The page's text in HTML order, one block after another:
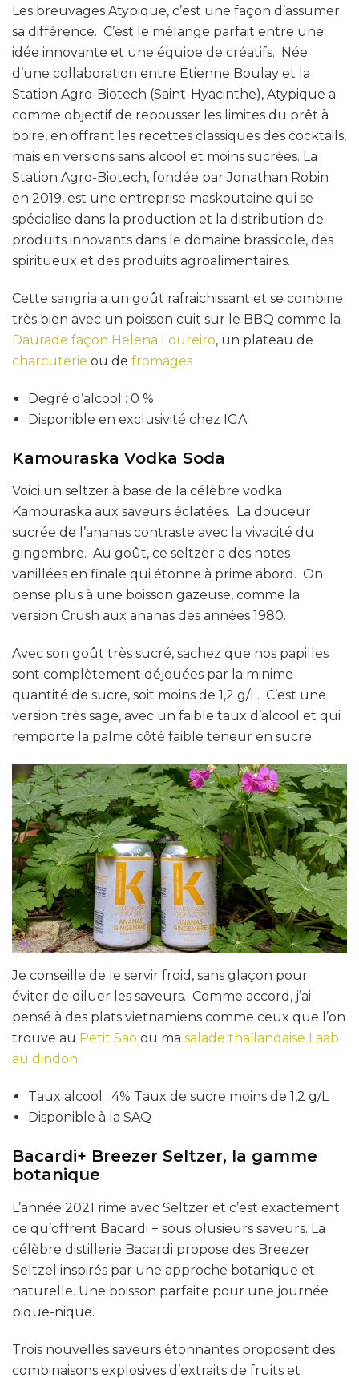
Les breuvages Atypique, c’est une façon d’assumer
sa différence. C’est le mélange parfait entre une
idée innovante et une équipe de créatifs. Née
d’une collaboration entre Étienne Boulay et la
Station Agro-Biotech (Saint-Hyacinthe), Atypique a
comme objectif de repousser les limites du prêt à
boire, en offrant les recettes classiques des cocktails,
mais en versions sans alcool et moins sucrées. La
Station Agro-Biotech, fondée par Jonathan Robin
en 2019, est une entreprise maskoutaine qui se
spécialise dans la production et la distribution de
produits innovants dans le domaine brassicole, des
spiritueux et des produits agroalimentaires.
Cette sangria a un goût rafraichissant et se combine
très bien avec un poisson cuit sur le BBQ comme la
Daurade façon Helena Loureiro, un plateau de
charcuterie ou de fromages
Degré d’alcool : 0 %
Disponible en exclusivité chez IGA
Kamouraska Vodka Soda
Voici un seltzer à base de la célèbre vodka
Kamouraska aux saveurs éclatées. La douceur
sucrée de l’ananas contraste avec la vivacité du
gingembre. Au goût, ce seltzer a des notes
vanillées en finale qui étonne à prime abord. On
pense plus à une boisson gazeuse, comme la
version Crush aux ananas des années 1980.
Avec son goût très sucré, sachez que nos papilles
sont complètement déjouées par la minime
quantité de sucre, soit moins de 1,2 g/L. C’est une
version très sage, avec un faible taux d’alcool et qui
remporte la palme côté faible teneur en sucre.
Je conseille de le servir froid, sans glaçon pour
éviter de diluer les saveurs. Comme accord, j’ai
pensé à des plats vietnamiens comme ceux que l’on
trouve au Petit Sao ou ma salade thaïlandaise Laab
au dindon.
Taux alcool : 4% Taux de sucre moins de 1,2 g/L
Disponible à la SAQ
Bacardi+ Breezer Seltzer, la gamme
botanique
L’année 2021 rime avec Seltzer et c’est exactement
ce qu’offrent Bacardi + sous plusieurs saveurs. La
célèbre distillerie Bacardi propose des Breezer
Seltzel inspirés par une approche botanique et
naturelle. Une boisson parfaite pour une journée
pique-nique.
Trois nouvelles saveurs étonnantes proposent des
combinaisons explosives d’extraits de fruits et